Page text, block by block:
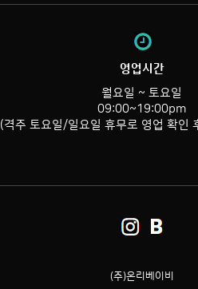
영업시간
월요일 ~ 토요일
09:00~19:00pm
(격주 토요일/일요일 휴무로 영업 확인
(주)온리베이비